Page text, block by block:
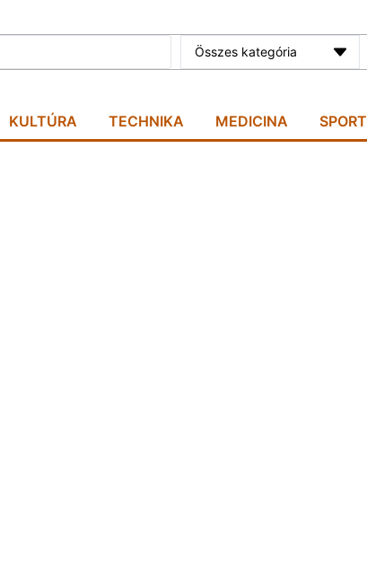
Összes kategória
KULTÚRA TECHNIKA MEDICINA SPORT